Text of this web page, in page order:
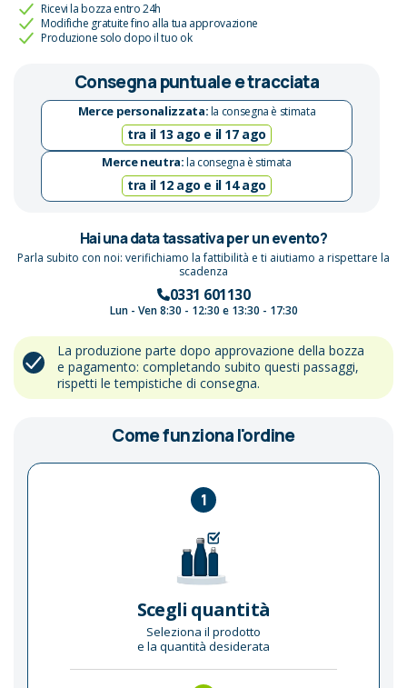
Ricevi la bozza entro 24h
Modifiche gratuite fino alla tua approvazione
Produzione solo dopo il tuo ok
Consegna puntuale e tracciata
Merce personalizzata:la consegna è stimata
tra il 13 ago e il 17 ago
Merce neutra:la consegna è stimata
tra il 12 ago e il 14 ago
Hai una data tassativa per un evento?
Parla subito con noi: verifichiamo la fattibilità e ti aiutiamo a rispettare la
scadenza
0331 601130
Lun - Ven 8:30 - 12:30 e 13:30 - 17:30
La produzione parte dopo approvazione della bozza
e pagamento: completando subito questi passaggi,
rispetti le tempistiche di consegna.
Come funziona l'ordine
1
Scegli quantità
Seleziona il prodotto
e la quantità desiderata